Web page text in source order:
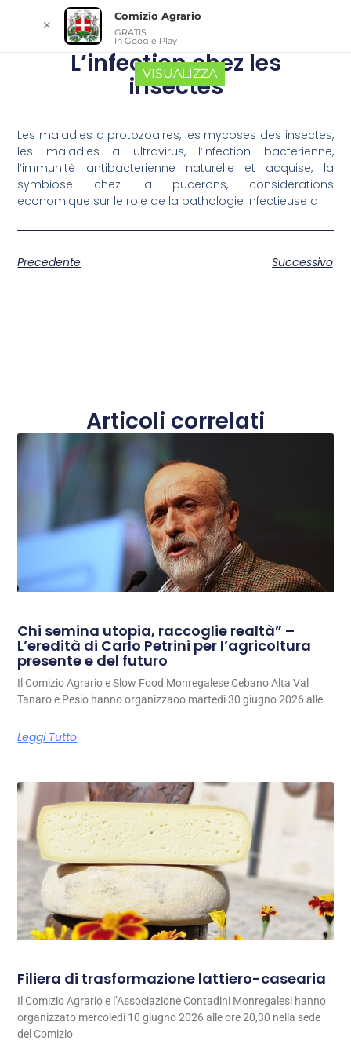
L’infection chez les
insectes
Les maladies a protozoaires, les mycoses des insectes,
les maladies a ultravirus, l’infection bacterienne,
l’immunitè antibacterienne naturelle et acquise, la
symbiose chez la pucerons, considerations
economique sur le role de la pathologie infectieuse d
Precedente Successivo
Articoli correlati
Chi semina utopia, raccoglie realtà” –
L’eredità di Carlo Petrini per l’agricoltura
presente e del futuro
Il Comizio Agrario e Slow Food Monregalese Cebano Alta Val
Tanaro e Pesio hanno organizzaoo martedì 30 giugno 2026 alle
Leggi Tutto
Filiera di trasformazione lattiero-casearia
Il Comizio Agrario e l’Associazione Contadini Monregalesi hanno
organizzato mercoledì 10 giugno 2026 alle ore 20,30 nella sede
del Comizio
✕
Comizio Agrario
GRATIS
In Google Play
VISUALIZZA